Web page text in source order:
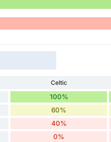
Celtic
100%
60%
40%
0%